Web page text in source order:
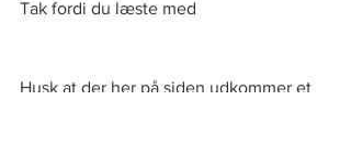
Tak fordi du læste med
Husk at der her på siden udkommer et